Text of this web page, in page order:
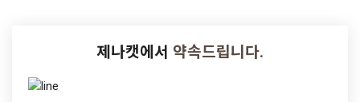
제나캣에서 약속드립니다.